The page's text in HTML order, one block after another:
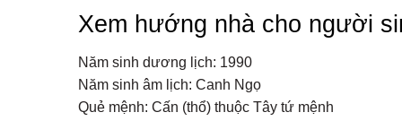
Xem hướng nhà cho người
Năm sinh dương lịch: 1990
Năm sinh âm lịch: Canh Ngọ
Quẻ mệnh: Cấn (thổ) thuộc Tây tứ mệnh
duy nhất
đẳng
Căn HộDự
SONATA –